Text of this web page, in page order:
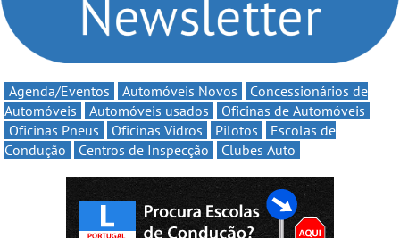
Agenda/Eventos Automóveis Novos
Concessionários de
Automóveis
Automóveis usados
Oficinas de Automóveis
Oficinas Pneus
Oficinas Vidros Pilotos
Escolas de
Condução
Centros de Inspecção Clubes Auto